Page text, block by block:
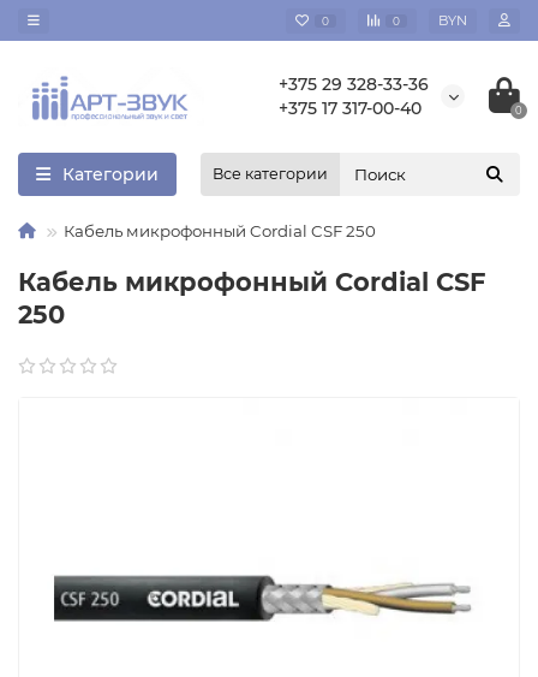
0 0 BYN
+375 29 328-33-36
+375 17 317-00-40
0
Категории Все категории
Кабель микрофонный Cordial CSF 250
Кабель микрофонный Cordial CSF
250